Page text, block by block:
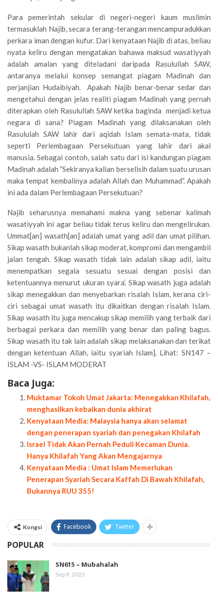
Para pemerintah sekular di negeri-negeri kaum muslimin
termasuklah Najib, secara terang-terangan mencampuradukkan
perkara iman dengan kufur. Dari kenyataan Najib di atas, beliau
nyata keliru dengan mengatakan bahawa maksud wasatiyyah
adalah amalan yang diteladani daripada Rasulullah SAW,
antaranya melalui konsep semangat piagam Madinah dan
perjanjian Hudaibiyah. Apakah Najib benar-benar sedar dan
mengetahui dengan jelas realiti piagam Madinah yang pernah
diterapkan oleh Rasulullah SAW ketika baginda menjadi ketua
negara di sana? Piagam Madinah yang dilaksanakan oleh
Rasululah SAW lahir dari aqidah Islam semata-mata, tidak
seperti Perlembagaan Persekutuan yang lahir dari akal
manusia. Sebagai contoh, salah satu dari isi kandungan piagam
Madinah adalah ”Sekiranya kalian berselisih dalam suatu urusan
maka tempat kembalinya adalah Allah dan Muhammad”. Apakah
ini ada dalam Perlembagaan Persekutuan?
Najib seharusnya memahami makna yang sebenar kalimah
wasatiyyah ini agar beliau tidak terus keliru dan mengelirukan.
Ummat[an] wasath[an] adalah umat yang adil dan umat pilihan.
Sikap wasath bukanlah sikap moderat, kompromi dan mengambil
jalan tengah. Sikap wasath tidak lain adalah sikap adil, iaitu
menempatkan segala sesuatu sesuai dengan posisi dan
ketentuannya menurut ukuran syara’. Sikap wasath juga adalah
sikap menegakkan dan menyebarkan risalah Islam, kerana ciri-
ciri sebagai umat wasath itu dikaitkan dengan risalah Islam.
Sikap wasath itu juga mencakup sikap memilih yang terbaik dari
berbagai perkara dan memilih yang benar dan paling bagus.
Sikap wasath itu tak lain adalah sikap melaksanakan dan terikat
dengan ketentuan Allah, iaitu syariah Islam]. Lihat: SN147 –
ISLAM -VS- ISLAM MODERAT
Baca Juga:
Muktamar Tokoh Umat Jakarta: Menegakkan Khilafah,
menghasilkan kebaikan dunia akhirat
Kenyataan Media: Malaysia hanya akan selamat
dengan penerapan syariah dan penegakan Khilafah
Israel Tidak Akan Pernah Peduli Kecaman Dunia.
Hanya Khilafah Yang Akan Mengajarnya
Kenyataan Media : Umat Islam Memerlukan
Penerapan Syariah Secara Kaffah Di Bawah Khilafah,
Bukannya RUU 355!
Kongsi Facebook Twitter
POPULAR
SN615 – Mubahalah
Sep 9, 2022